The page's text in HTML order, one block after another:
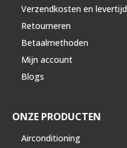
Verzendkosten en levertijd
Retourneren
Betaalmethoden
Mijn account
Blogs
ONZE PRODUCTEN
Airconditioning